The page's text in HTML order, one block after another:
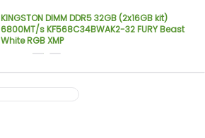
KINGSTON DIMM DDR5 32GB (2x16GB kit)
6800MT/s KF568C34BWAK2-32 FURY Beast
White RGB XMP